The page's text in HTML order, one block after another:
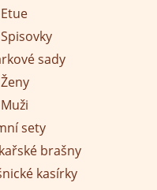
Etue
Spisovky
sady
Ženy
Muži
sety
brašny
kasírky